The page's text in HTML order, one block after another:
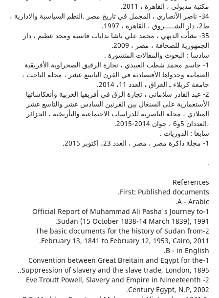
، القاهرة ، 2011.
الأنصاري ، المجمل في تاريخ مصر .النظم السياسية والادارية ،
الديهي ، محمد علي باشا بدايات قاسية ومجد عظيم ، دار
للصحافة ، مصر ، 2009.
والمقالات المنشورة .
محمد شطب العبيدي ، تجارة الرقيق الصحراوية الأفريقية
وجدواها الأقتصادية في القرن التاسع عشر ، مجلة الباحث ،
ـ العراق ، العدد 11، 2014.
سلاماني ، تجارة الرق في أفريقيا الغربية وأنعكاساتها
على السنغال بين القرنين السادس عشر والتاسع عشر
، مجلة الناصرية للدراسات الاجتماعية والتأريخية ، الجزائر
.
First: Published
A -
1-Official Report of Muhammad Ali Pasha's
Sudan (15 October 1838-14 March
2-The basic documents for the history of Sudan
February 13, 1841 to February 12, 1953,
B - in
1-Convention between Great Breitain and Egypt
Suppression of slavery and the slave trade, London,
2- Eve Troutt Powell, Slavery and Empire in
Century Egypt,